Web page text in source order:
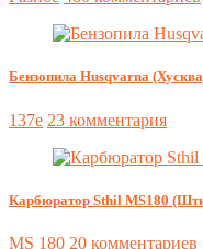
Бензопила Husqvarna
137e 23 комментария
Карбюратор Sthil MS180
MS 180 20 комментариев